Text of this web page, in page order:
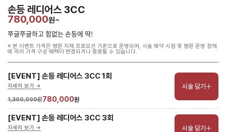
손등 레디어스 3CC
780,000원~
쭈글쭈글하고 힘없는 손등에 딱!
※ 본 이벤트 가격은 병원 자체 프로모션 기준으로 운영되며, 시술 예약 시점 및 병원 운영 정책
에 따라 가격·구성·혜택이 변경되거나 종료될 수 있습니다.
[EVENT] 손등 레디어스 3CC 1회
자세히 보기 ->
1,300,000원780,000원
시술 담기
[EVENT] 손등 레디어스 3CC 3회
자세히 보기 -> 시술 담기